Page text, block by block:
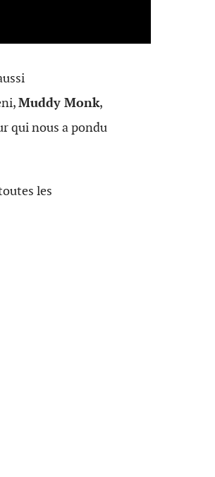
Muddy Monk,
qui nous a pondu
les